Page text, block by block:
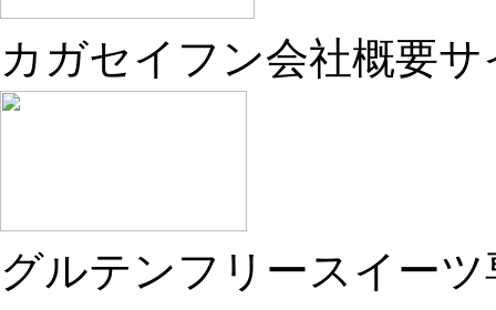
カガセイフン会社概要サ
グルテンフリースイーツ